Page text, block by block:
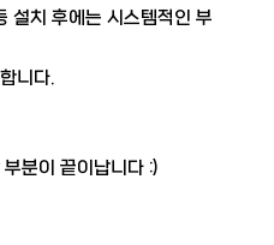
설치 후에는 시스템적인 부
니다.
분이 끝이납니다 :)